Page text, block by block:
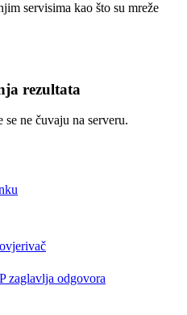
servisima kao što su mreže
rezultata
se ne čuvaju na serveru.
zaglavlja odgovora